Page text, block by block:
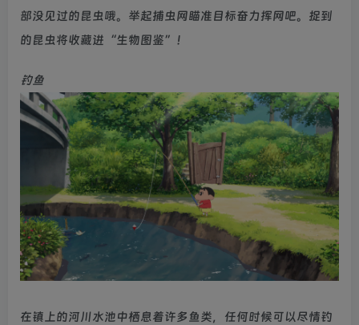
部没见过的昆虫哦。举起捕虫网瞄准目标奋力挥网吧。捉到
的昆虫将收藏进“生物图鉴”！
钓鱼
在镇上的河川水池中栖息着许多鱼类，任何时候可以尽情钓